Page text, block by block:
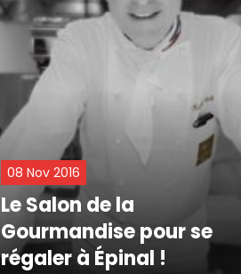
08 Nov 2016
Le Salon de la
Gourmandise pour se
régaler à Épinal !